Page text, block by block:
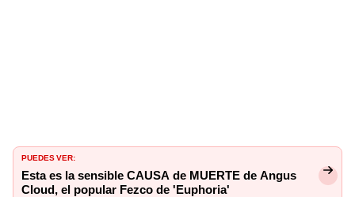
PUEDES VER:
Esta es la sensible CAUSA de MUERTE de Angus
Cloud, el popular Fezco de 'Euphoria'